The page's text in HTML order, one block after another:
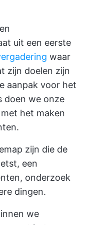
uit een eerste
waar
zijn doelen zijn
aanpak voor het
doen we onze
het maken
zijn die de
een
onderzoek
dingen.
we